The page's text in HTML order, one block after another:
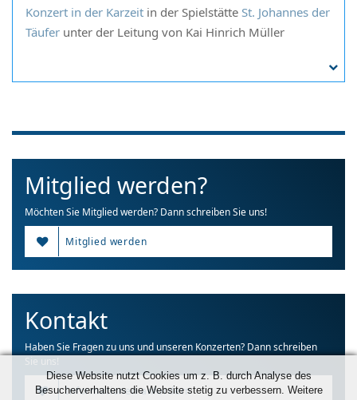
Konzert in der Karzeit in der Spielstätte St. Johannes der
Täufer unter der Leitung von Kai Hinrich Müller
Mitglied werden?
Möchten Sie Mitglied werden? Dann schreiben Sie uns!
Mitglied werden
Kontakt
Haben Sie Fragen zu uns und unseren Konzerten? Dann schreiben
Sie uns!
Informationen anfordern
Diese Website nutzt Cookies um z. B. durch Analyse des
Besucherverhaltens die Website stetig zu verbessern. Weitere